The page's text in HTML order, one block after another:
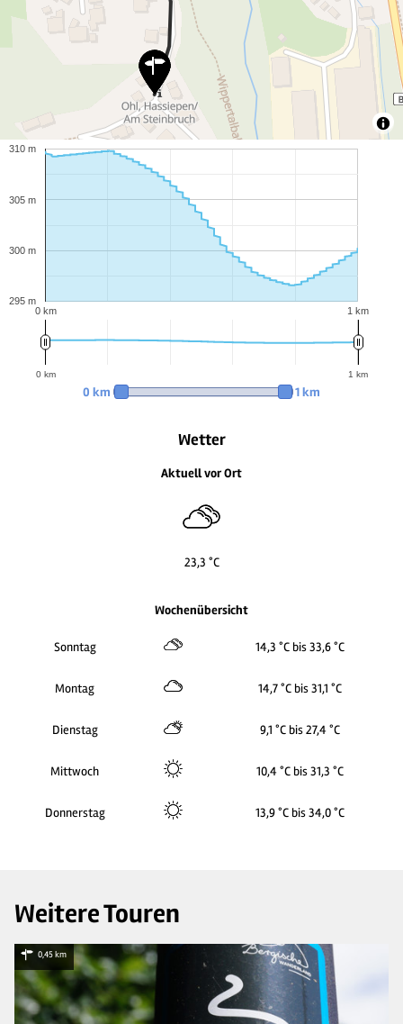
0 km 1 km
295 m
300 m
305 m
310 m
0 km 1 km
0 km 1 km
Wetter
Aktuell vor Ort
23,3 °C
Wochenübersicht
Sonntag 14,3 °C bis 33,6 °C
Montag 14,7 °C bis 31,1 °C
Dienstag 9,1 °C bis 27,4 °C
Mittwoch 10,4 °C bis 31,3 °C
Donnerstag 13,9 °C bis 34,0 °C
Weitere Touren
0,45 km